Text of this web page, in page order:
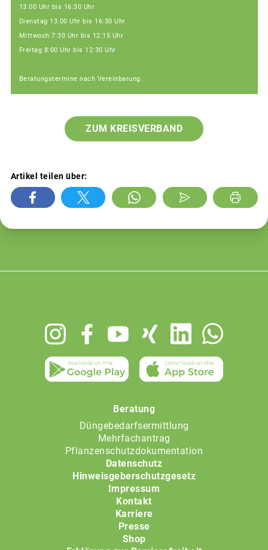
13:00 Uhr bis 16:30 Uhr
Dienstag 13:00 Uhr bis 16:30 Uhr
Mittwoch 7:30 Uhr bis 12:15 Uhr
Freitag 8:00 Uhr bis 12:30 Uhr
Beratungstermine nach Vereinbarung.
ZUM KREISVERBAND
Artikel teilen über:
Beratung
Düngebedarfsermittlung
Mehrfachantrag
Pflanzenschutzdokumentation
Datenschutz
Hinweisgeberschutzgesetz
Impressum
Kontakt
Karriere
Presse
Shop